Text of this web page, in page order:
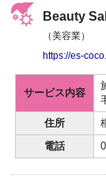
Beauty
（美容業）
https://es-
サービス内容
住所
電話